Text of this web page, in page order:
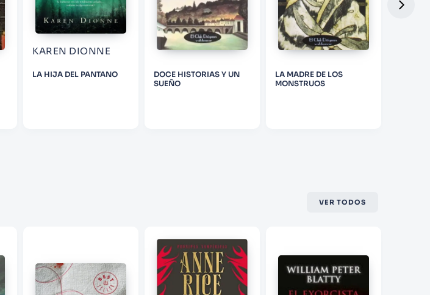
KAREN DIONNE
LA HIJA DEL PANTANO
DOCE HISTORIAS Y UN
SUEÑO
LA MADRE DE LOS
MONSTRUOS
VER TODOS